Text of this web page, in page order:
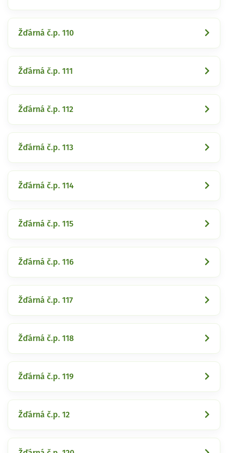
Žďárná č.p. 110
Žďárná č.p. 111
Žďárná č.p. 112
Žďárná č.p. 113
Žďárná č.p. 114
Žďárná č.p. 115
Žďárná č.p. 116
Žďárná č.p. 117
Žďárná č.p. 118
Žďárná č.p. 119
Žďárná č.p. 12